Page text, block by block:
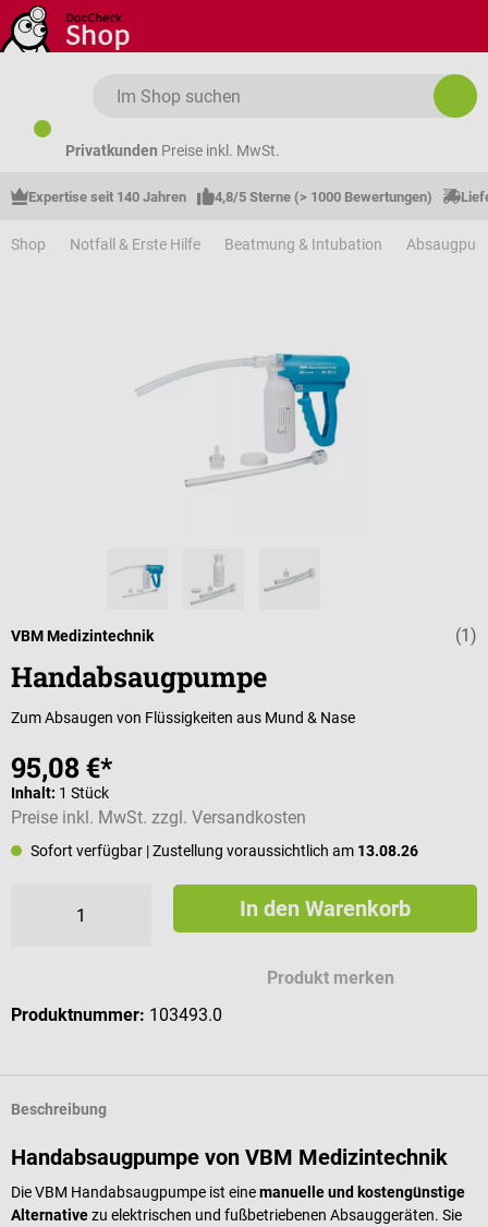
Zum Hauptinhalt springen
Privatkunden Preise inkl. MwSt.
Expertise seit 140 Jahren 4,8/5 Sterne (> 1000 Bewertungen)
Shop Notfall & Erste Hilfe Beatmung & Intubation
(1)
VBM Medizintechnik
Handabsaugpumpe
Zum Absaugen von Flüssigkeiten aus Mund & Nase
95,08 €*
Inhalt: 1 Stück
Preise inkl. MwSt. zzgl. Versandkosten
Sofort verfügbar | Zustellung voraussichtlich am 13.08.26
In den Warenkorb
Produkt merken
Produktnummer: 103493.0
Beschreibung
Handabsaugpumpe von VBM Medizintechnik
Die VBM Handabsaugpumpe ist einemanuelle und kostengünstige
Alternativezu elektrischen und fußbetriebenen Absauggeräten. Sie